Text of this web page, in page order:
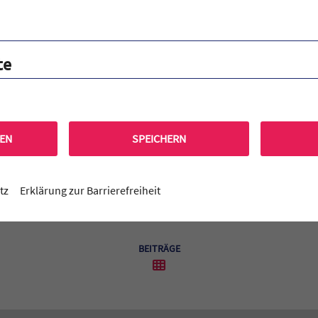
einmal allen, die sich mit ihren Geschichten an diesem
die an der Buchvorstellung teilgenommen haben und teils
Klaus Karl-Kraus sowie Christian Kohlert vom
und Paul Dierken (alle Q12)
BEITRÄGE
SPEICHERN
Erklärung zur Barrierefreiheit